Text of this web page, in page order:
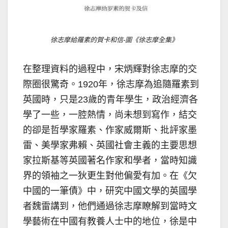
徐志摩給羅素的賀卡和信-圖《徐志摩全集》
在整理資料的過程中，宋炳輝對徐志摩的交
際圈很驚奇。1920年，徐志摩為追隨羅素到
英國時，只是23歲的青年學生，政治經濟各
學了一些，一腔熱情，尚未想到寫作，結交
的卻是哲學家羅素、作家威爾斯、批評家墨
雷、美學家弗賴、英國社會主義的主要思想
家拉斯基等英國著名作家和學者，當時知識
界的領袖之一狄更生對他偏愛有加。在《欠
中國的一筆債》中，研究中國文學的英國學
者魏雷講到，他們通過徐志摩瞭解到當時文
學藝術在中國有教養人士中的地位，徐是中